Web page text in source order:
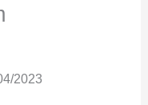
2023